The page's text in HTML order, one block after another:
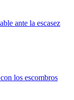
ante la escasez
los escombros